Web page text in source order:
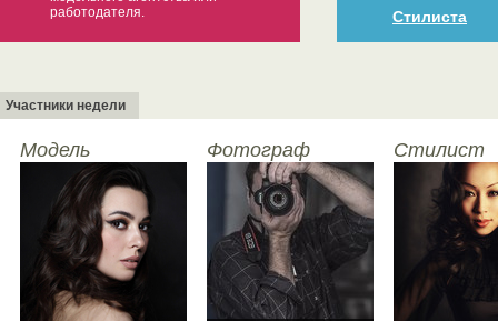
работодателя.
Стилиста
Участники недели
Модель Фотограф Стилист